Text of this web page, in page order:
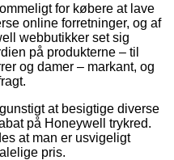
for købere at lave
online forretninger, og af
webbutikker set sig
på produkterne – til
og damer – markant, og
at besigtige diverse
på Honeywell trykred.
at man er usvigeligt
pris.